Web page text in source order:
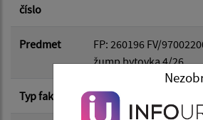
Suma od:
číslo
Predmet
FP: 260196 FV/
žump bytovka 4/26
Typ faktúry dodávateľská